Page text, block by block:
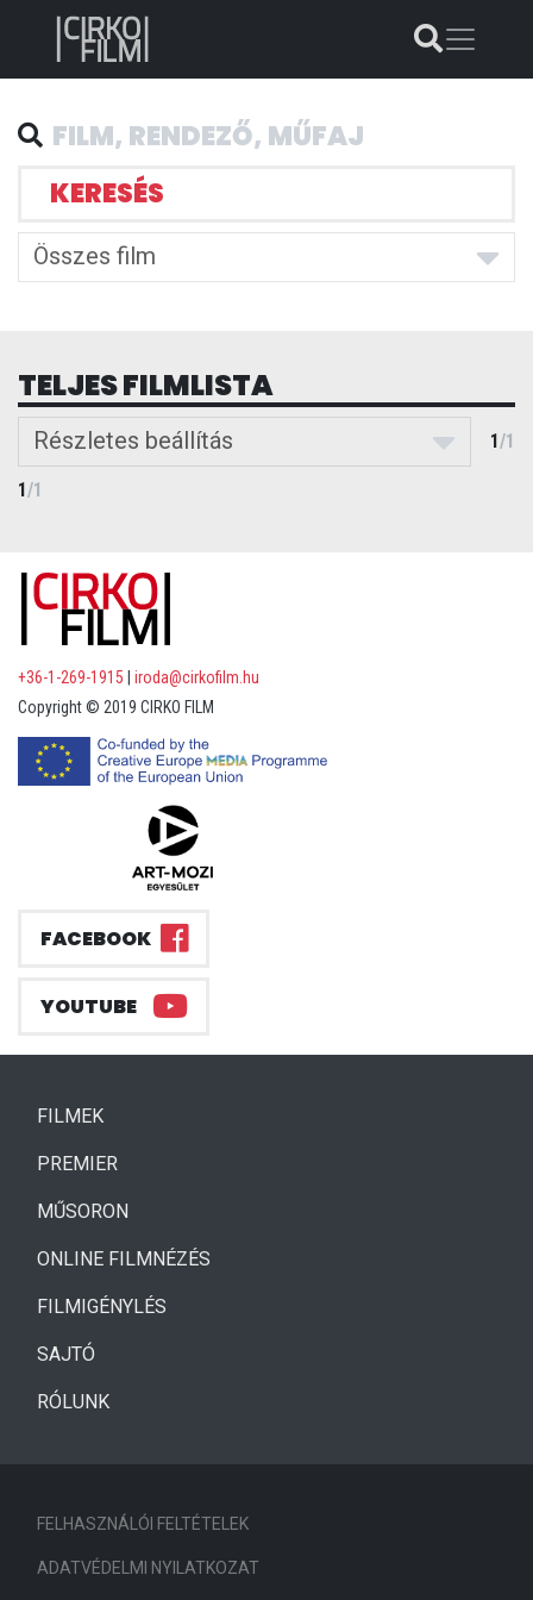
KERESÉS
Összes film
TELJES FILMLISTA
Részletes beállítás 1/1
1/1
+36-1-269-1915
iroda@cirkofilm.hu
Copyright © 2019 CIRKO FILM
FACEBOOK
YOUTUBE
FILMEK(CURRENT)
PREMIER
MŰSORON
ONLINE FILMNÉZÉS
FILMIGÉNYLÉS
SAJTÓ
RÓLUNK
FELHASZNÁLÓI FELTÉTELEK
ADATVÉDELMI NYILATKOZAT